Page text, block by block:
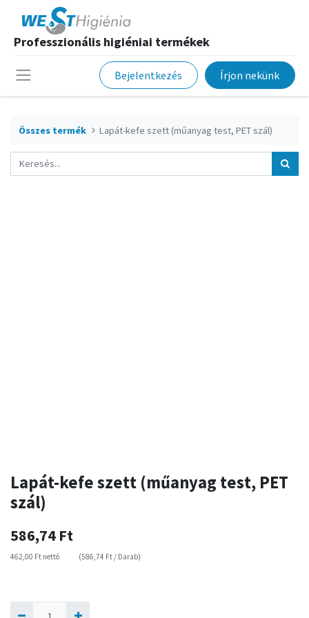
Professzionális higiéniai termékek
Bejelentkezés Írjon nekünk
Összes termék Lapát-kefe szett (műanyag test, PET szál)
Lapát-kefe szett (műanyag test, PET
szál)
586,74 Ft
462,00 Ft nettó (586,74 Ft / Darab)